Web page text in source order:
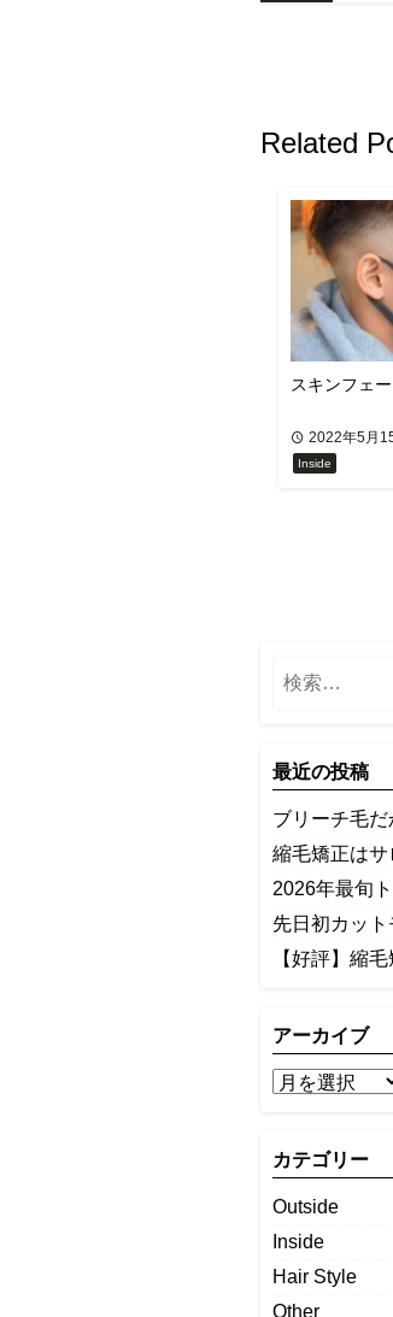
Related
スキンフェ
2022年5月
Inside
最近の投稿
ブリーチ毛
縮毛矯正はサ
2026年最旬
先日初カット
【好評】縮
アーカイブ
カテゴリー
Outside
Inside
Hair Style
Other